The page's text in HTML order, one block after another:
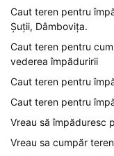
Caut teren pentru
Șuții, Dâmbovița.
Caut teren pentru
vederea împăduririi
Caut teren pentru
Caut teren pentru
Vreau să împăduresc
Vreau sa cumpăr